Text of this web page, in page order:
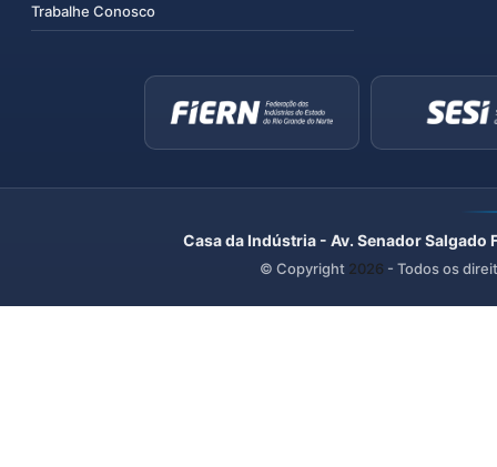
Trabalhe Conosco
Casa da Indústria - Av. Senador
© Copyright 2026 - Todos os